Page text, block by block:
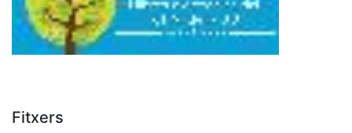
Fitxers